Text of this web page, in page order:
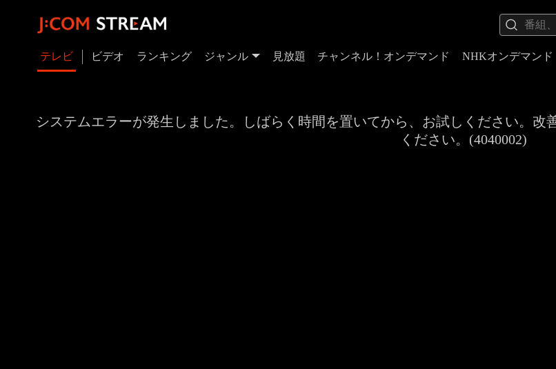
テレビ ビデオ ランキング ジャンル 見放題 チャンネル！オンデマンド NHKオンデマンド
システムエラーが発生しました。しばらく時間を置いてから、お試しください。
ください。(4040002)